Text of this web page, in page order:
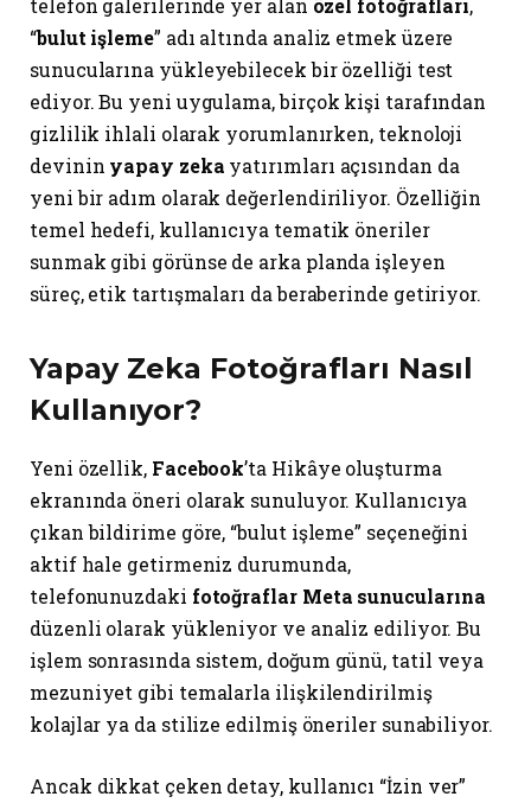
telefon galerilerinde yer alan özel fotoğrafları,
“bulut işleme” adı altında analiz etmek üzere
sunucularına yükleyebilecek bir özelliği test
ediyor. Bu yeni uygulama, birçok kişi tarafından
gizlilik ihlali olarak yorumlanırken, teknoloji
devinin yapay zeka yatırımları açısından da
yeni bir adım olarak değerlendiriliyor. Özelliğin
temel hedefi, kullanıcıya tematik öneriler
sunmak gibi görünse de arka planda işleyen
süreç, etik tartışmaları da beraberinde getiriyor.
Yapay Zeka Fotoğrafları Nasıl
Kullanıyor?
Yeni özellik, Facebook’ta Hikâye oluşturma
ekranında öneri olarak sunuluyor. Kullanıcıya
çıkan bildirime göre, “bulut işleme” seçeneğini
aktif hale getirmeniz durumunda,
telefonunuzdaki fotoğraflar Meta sunucularına
düzenli olarak yükleniyor ve analiz ediliyor. Bu
işlem sonrasında sistem, doğum günü, tatil veya
mezuniyet gibi temalarla ilişkilendirilmiş
kolajlar ya da stilize edilmiş öneriler sunabiliyor.
Ancak dikkat çeken detay, kullanıcı “İzin ver”